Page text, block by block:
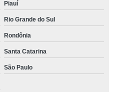
Piauí
Rio Grande do Sul
Rondônia
Santa Catarina
São Paulo